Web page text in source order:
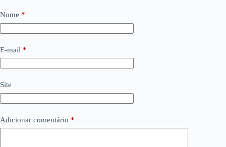
Nome *
E-mail *
Site
Adicionar comentário *